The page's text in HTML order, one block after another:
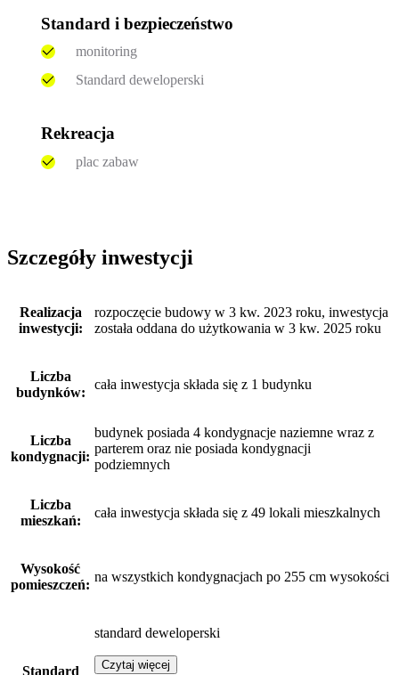
Standard i bezpieczeństwo
monitoring
Standard deweloperski
Rekreacja
plac zabaw
Szczegóły inwestycji
Realizacja
inwestycji:
rozpoczęcie budowy w 3 kw. 2023 roku, inwestycja
została oddana do użytkowania w 3 kw. 2025 roku
Liczba
budynków:
cała inwestycja składa się z 1 budynku
Liczba
kondygnacji:
budynek posiada 4 kondygnacje naziemne wraz z
parterem oraz nie posiada kondygnacji
podziemnych
Liczba
mieszkań:
cała inwestycja składa się z 49 lokali mieszkalnych
Wysokość
pomieszczeń:
na wszystkich kondygnacjach po 255 cm wysokości
Standard
standard deweloperski
Czytaj więcej